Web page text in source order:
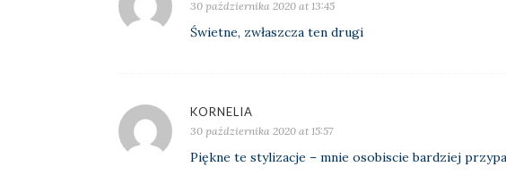
30 października 2020 at 13:45
Świetne, zwłaszcza ten drugi
KORNELIA
30 października 2020 at 15:57
Piękne te stylizacje – mnie osobiscie bardziej